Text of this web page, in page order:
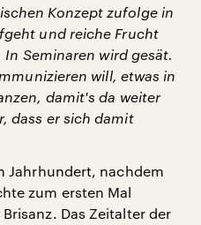
Konzept zufolge in
und reiche Frucht
Seminaren wird gesät.
will, etwas in
damit's da weiter
dass er sich damit
Jahrhundert, nachdem
zum ersten Mal
Das Zeitalter der